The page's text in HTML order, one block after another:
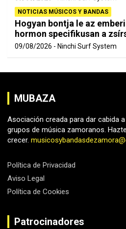
NOTICIAS MÚSICOS Y BANDAS
Hogyan bontja le az
hormon specifikusan a
09/08/2026 Ninchi Surf System
MUBAZA
Asociación creada para dar cabida
grupos de música zamoranos.
crecer.
Política de Privacidad
Aviso Legal
Política de Cookies
Patrocinadores